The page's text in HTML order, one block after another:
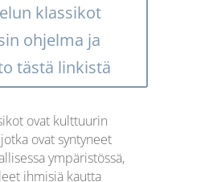
klassikot
ohjelma ja
tästä linkistä
ovat kulttuurin
ovat syntyneet
ympäristössä,
ihmisiä kautta